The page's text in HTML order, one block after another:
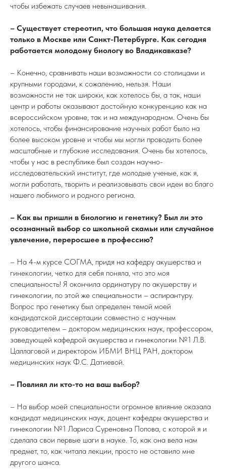
чтобы избежать случаев невынашивания.
– Существует стереотип, что большая наука делается
только в Москве или Санкт-Петербурге. Как сегодня
работается молодому биологу во Владикавказе?
– Конечно, сравнивать наши возможности со столицами и
крупными городами, к сожалению, нельзя. Наши
возможности не так широки, как хотелось бы, а так, наши
центр и работы оказывают достойную конкуренцию как на
всероссийском уровне, так и на международном. Очень бы
хотелось, чтобы финансирование научных работ было на
более высоком уровне и чтобы мы могли проводить более
масштабные и глубокие исследования. Очень бы хотелось,
чтобы у нас в республике был создан научно-
исследовательский институт, где молодые ученые, как я,
могли работать, творить и реализовывать свои идеи во благо
нашего любимого и родного региона.
– Как вы пришли в биологию и генетику? Был ли это
осознанный выбор со школьной скамьи или случайное
увлечение, переросшее в профессию?
– На 4-м курсе СОГМА, придя на кафедру акушерства и
гинекологии, четко для себя поняла, что это моя
специальность! Я окончила ординатуру по акушерству и
гинекологии, по этой же специальности – аспирантуру.
Вопрос про генетику был определен темой моей
кандидатской диссертации совместно с научным
руководителем – доктором медицинских наук, профессором,
заведующей кафедрой акушерства и гинекологии №1 Л.В.
Цаллаговой и директором ИБМИ ВНЦ РАН, доктором
медицинских наук Ф.С. Датиевой.
– Повлиял ли кто-то на ваш выбор?
– На выбор моей специальности огромное влияние оказала
кандидат медицинских наук, доцент кафедры акушерства и
гинекологии №1 Лариса Суреновна Попова, с которой я и
сделала свои первые шаги в науке. То, как она вела нам
предмет, то, как читала лекции, просто не оставило мне
другого шанса.